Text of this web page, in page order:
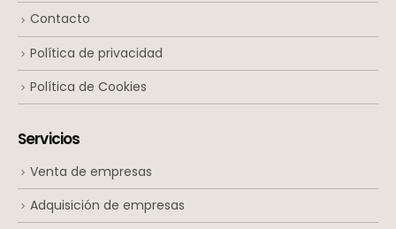
Contacto
Política de privacidad
Política de Cookies
Servicios
Venta de empresas
Adquisición de empresas